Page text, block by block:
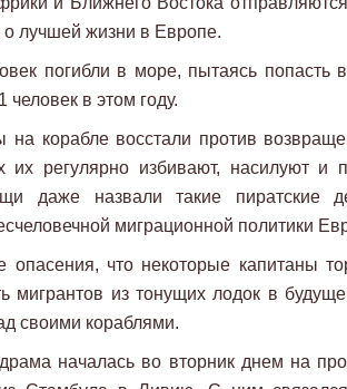
о лучшей жизни в Европе.
погибли в море, пытаясь попасть
в этом году.
на корабле восстали против
их регулярно избивают, насилуют и
даже назвали такие пиратские
миграционной политики
опасения, что некоторые капитаны
мигрантов из тонущих лодок в
своими кораблями.
началась во вторник днем на